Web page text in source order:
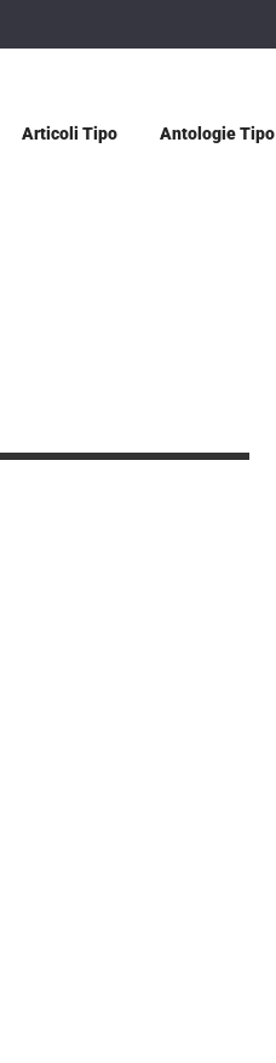
Articoli Tipo Antologie Tipo